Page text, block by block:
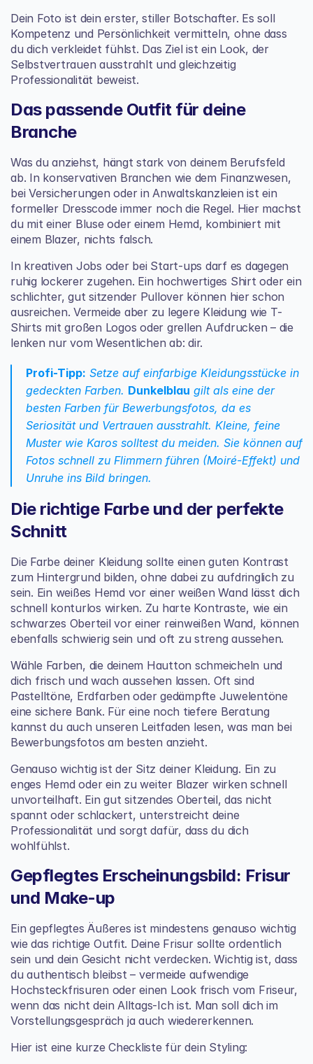
Dein Foto ist dein erster, stiller Botschafter. Es soll
Kompetenz und Persönlichkeit vermitteln, ohne dass
du dich verkleidet fühlst. Das Ziel ist ein Look, der
Selbstvertrauen ausstrahlt und gleichzeitig
Professionalität beweist.
Das passende Outfit für deine
Branche
Was du anziehst, hängt stark von deinem Berufsfeld
ab. In konservativen Branchen wie dem Finanzwesen,
bei Versicherungen oder in Anwaltskanzleien ist ein
formeller Dresscode immer noch die Regel. Hier machst
du mit einer Bluse oder einem Hemd, kombiniert mit
einem Blazer, nichts falsch.
In kreativen Jobs oder bei Start-ups darf es dagegen
ruhig lockerer zugehen. Ein hochwertiges Shirt oder ein
schlichter, gut sitzender Pullover können hier schon
ausreichen. Vermeide aber zu legere Kleidung wie T-
Shirts mit großen Logos oder grellen Aufdrucken – die
lenken nur vom Wesentlichen ab: dir.
Profi-Tipp: Setze auf einfarbige Kleidungsstücke in
gedeckten Farben. Dunkelblau gilt als eine der
besten Farben für Bewerbungsfotos, da es
Seriosität und Vertrauen ausstrahlt. Kleine, feine
Muster wie Karos solltest du meiden. Sie können auf
Fotos schnell zu Flimmern führen (Moiré-Effekt) und
Unruhe ins Bild bringen.
Die richtige Farbe und der perfekte
Schnitt
Die Farbe deiner Kleidung sollte einen guten Kontrast
zum Hintergrund bilden, ohne dabei zu aufdringlich zu
sein. Ein weißes Hemd vor einer weißen Wand lässt dich
schnell konturlos wirken. Zu harte Kontraste, wie ein
schwarzes Oberteil vor einer reinweißen Wand, können
ebenfalls schwierig sein und oft zu streng aussehen.
Wähle Farben, die deinem Hautton schmeicheln und
dich frisch und wach aussehen lassen. Oft sind
Pastelltöne, Erdfarben oder gedämpfte Juwelentöne
eine sichere Bank. Für eine noch tiefere Beratung
kannst du auch unseren Leitfaden lesen, was man bei
Bewerbungsfotos am besten anzieht.
Genauso wichtig ist der Sitz deiner Kleidung. Ein zu
enges Hemd oder ein zu weiter Blazer wirken schnell
unvorteilhaft. Ein gut sitzendes Oberteil, das nicht
spannt oder schlackert, unterstreicht deine
Professionalität und sorgt dafür, dass du dich
wohlfühlst.
Gepflegtes Erscheinungsbild: Frisur
und Make-up
Ein gepflegtes Äußeres ist mindestens genauso wichtig
wie das richtige Outfit. Deine Frisur sollte ordentlich
sein und dein Gesicht nicht verdecken. Wichtig ist, dass
du authentisch bleibst – vermeide aufwendige
Hochsteckfrisuren oder einen Look frisch vom Friseur,
wenn das nicht dein Alltags-Ich ist. Man soll dich im
Vorstellungsgespräch ja auch wiedererkennen.
Hier ist eine kurze Checkliste für dein Styling: